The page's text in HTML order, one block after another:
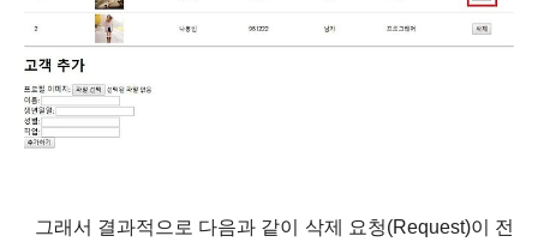
그래서 결과적으로 다음과 같이 삭제 요청(Request)이 전